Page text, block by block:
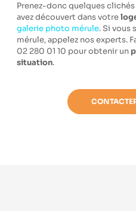
Prenez-donc quelques
avez découvert dans votre
galerie photo mérule. Si vous
mérule, appelez nos experts.
02 280 01 10 pour obtenir un
situation.